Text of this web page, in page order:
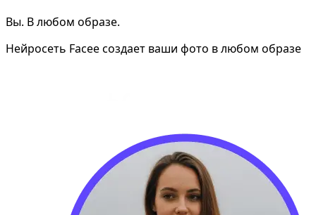
Вы. В любом образе.
Нейросеть Facee создает ваши фото в любом образе